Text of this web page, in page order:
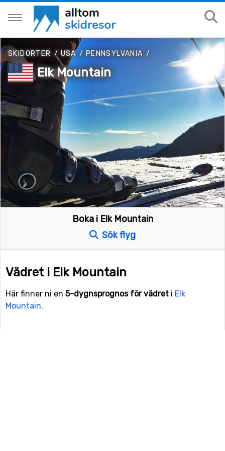
SKIDORTER / USA/PENNSYLVANIA /
Elk Mountain
Boka i Elk Mountain
Sök flyg
Vädret i Elk Mountain
Här finner ni en 5-dygnsprognos för vädret i Elk
Mountain.